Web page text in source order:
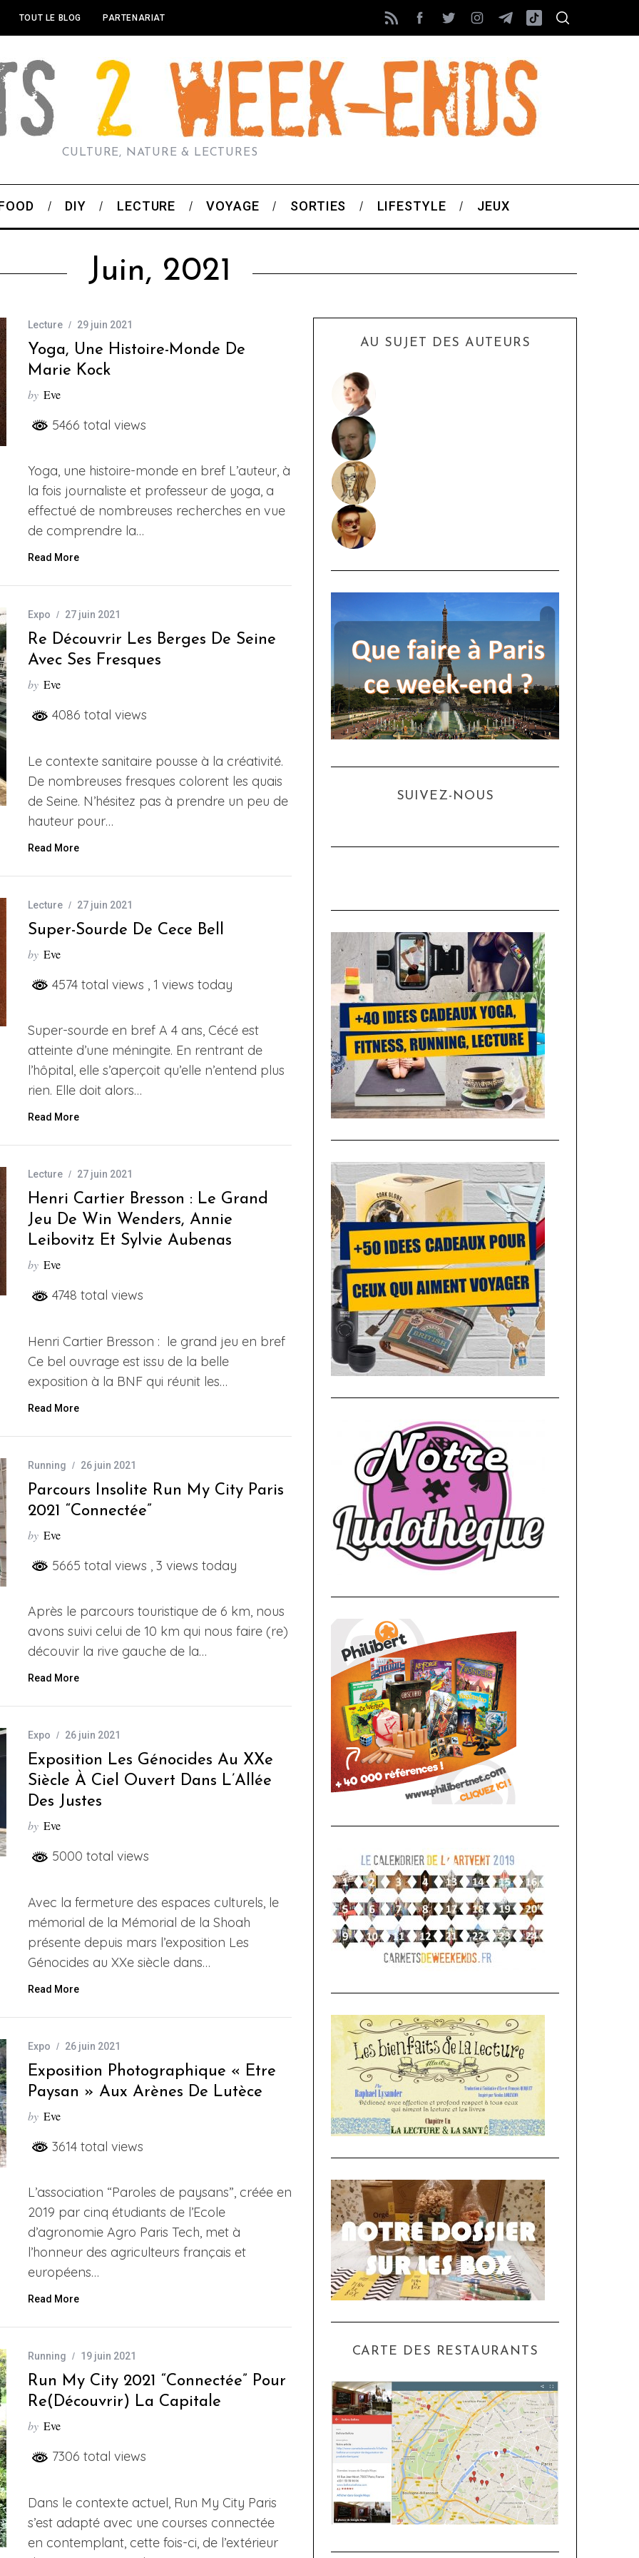
TOUT LE BLOG PARTENARIAT
CULTURE, NATURE & LECTURES
DIY LECTURE VOYAGE SORTIES LIFESTYLE JEUX
Juin, 2021
Lecture 29 juin 2021
Yoga, Une Histoire-Monde De
Marie Kock
by Eve
5466 total views
Yoga, une histoire-monde en bref L’auteur, à
la fois journaliste et professeur de yoga, a
effectué de nombreuses recherches en vue
de comprendre la…
Read More
Expo 27 juin 2021
Re Découvrir Les Berges De Seine
Avec Ses Fresques
by Eve
4086 total views
Le contexte sanitaire pousse à la créativité.
De nombreuses fresques colorent les quais
de Seine. N’hésitez pas à prendre un peu de
hauteur pour…
Read More
Lecture 27 juin 2021
Super-Sourde De Cece Bell
by Eve
4574 total views , 1 views today
Super-sourde en bref A 4 ans, Cécé est
atteinte d’une méningite. En rentrant de
l’hôpital, elle s’aperçoit qu’elle n’entend plus
rien. Elle doit alors…
Read More
Lecture 27 juin 2021
Henri Cartier Bresson : Le Grand
Jeu De Win Wenders, Annie
Leibovitz Et Sylvie Aubenas
by Eve
4748 total views
Henri Cartier Bresson : le grand jeu en bref
Ce bel ouvrage est issu de la belle
exposition à la BNF qui réunit les…
Read More
Running 26 juin 2021
Parcours Insolite Run My City Paris
2021 “connectée”
by Eve
5665 total views , 3 views today
Après le parcours touristique de 6 km, nous
avons suivi celui de 10 km qui nous faire (re)
découvir la rive gauche de la…
Read More
Expo 26 juin 2021
Exposition Les Génocides Au XXe
Siècle À Ciel Ouvert Dans L’Allée
Des Justes
by Eve
5000 total views
Avec la fermeture des espaces culturels, le
mémorial de la Mémorial de la Shoah
présente depuis mars l’exposition Les
Génocides au XXe siècle dans…
Read More
Expo 26 juin 2021
Exposition Photographique « Etre
Paysan » Aux Arènes De Lutèce
by Eve
3614 total views
L’association “Paroles de paysans”, créée en
2019 par cinq étudiants de l’Ecole
d’agronomie Agro Paris Tech, met à
l’honneur des agriculteurs français et
européens…
Read More
Running 19 juin 2021
Run My City 2021 “connectée” Pour
Re(découvrir) La Capitale
by Eve
7306 total views
Dans le contexte actuel, Run My City Paris
s’est adapté avec une courses connectée
en contemplant, cette fois-ci, de l’extérieur
AU SUJET DES AUTEURS
SUIVEZ-NOUS
CARTE DES RESTAURANTS